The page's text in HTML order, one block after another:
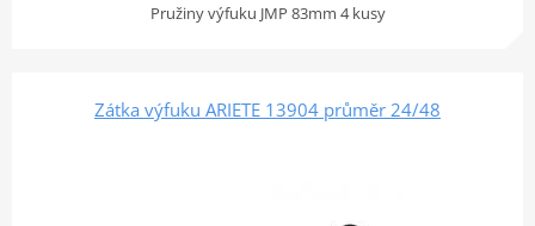
Pružiny výfuku JMP 83mm 4 kusy
Zátka výfuku ARIETE 13904 průměr 24/48